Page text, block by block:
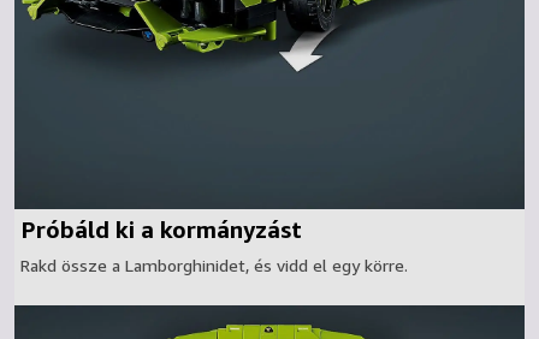
Próbáld ki a kormányzást
Rakd össze a Lamborghinidet, és vidd el egy körre.